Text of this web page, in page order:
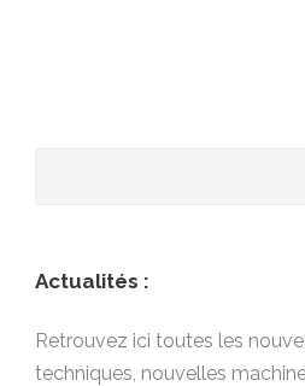
Actualités :
Retrouvez ici toutes les
techniques, nouvelles